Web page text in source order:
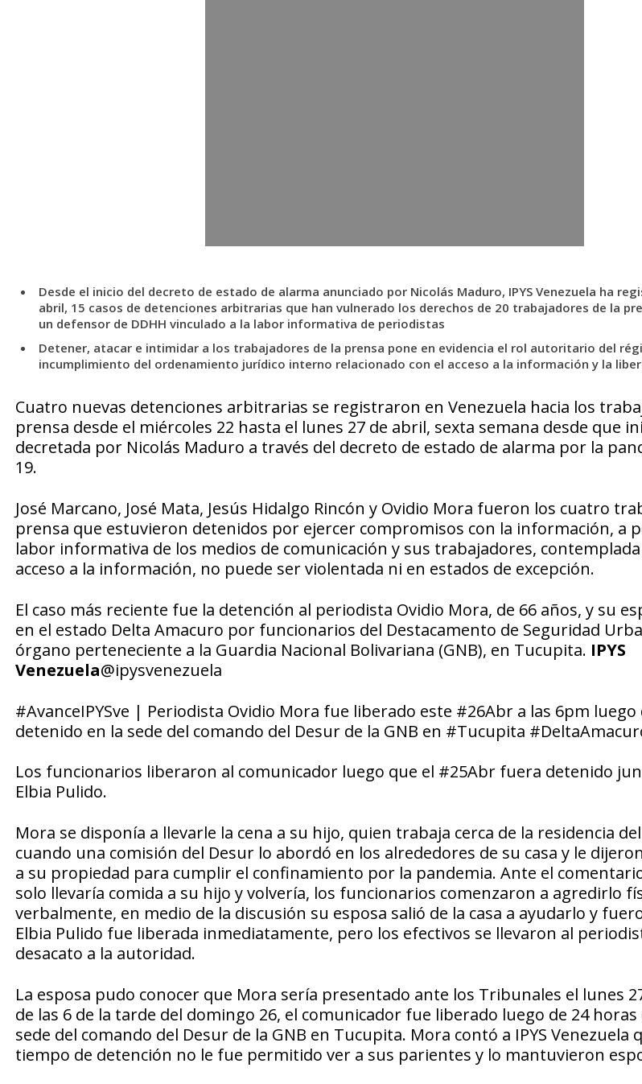
Desde el inicio del decreto de estado de alarma anunciado por Nicolás Maduro, IPYS Venezuela ha
abril, 15 casos de detenciones arbitrarias que han vulnerado los derechos de 20 trabajadores de la
un defensor de DDHH vinculado a la labor informativa de periodistas
Detener, atacar e intimidar a los trabajadores de la prensa pone en evidencia el rol autoritario del
incumplimiento del ordenamiento jurídico interno relacionado con el acceso a la información y la
Cuatro nuevas detenciones arbitrarias se registraron en Venezuela hacia los
prensa desde el miércoles 22 hasta el lunes 27 de abril, sexta semana desde que
decretada por Nicolás Maduro a través del decreto de estado de alarma por la
19.
José Marcano, José Mata, Jesús Hidalgo Rincón y Ovidio Mora fueron los cuatro
prensa que estuvieron detenidos por ejercer compromisos con la información, a
labor informativa de los medios de comunicación y sus trabajadores,
acceso a la información, no puede ser violentada ni en estados de excepción.
El caso más reciente fue la detención al periodista Ovidio Mora, de 66 años, y su
en el estado Delta Amacuro por funcionarios del Destacamento de Seguridad
órgano perteneciente a la Guardia Nacional Bolivariana (GNB), en Tucupita. IPYS
Venezuela@ipysvenezuela
#AvanceIPYSve | Periodista Ovidio Mora fue liberado este #26Abr a las 6pm luego
detenido en la sede del comando del Desur de la GNB en #Tucupita
Los funcionarios liberaron al comunicador luego que el #25Abr fuera detenido
Elbia Pulido.
Mora se disponía a llevarle la cena a su hijo, quien trabaja cerca de la residencia
cuando una comisión del Desur lo abordó en los alrededores de su casa y le
a su propiedad para cumplir el confinamiento por la pandemia. Ante el
solo llevaría comida a su hijo y volvería, los funcionarios comenzaron a agredirlo
verbalmente, en medio de la discusión su esposa salió de la casa a ayudarlo y
Elbia Pulido fue liberada inmediatamente, pero los efectivos se llevaron al
desacato a la autoridad.
La esposa pudo conocer que Mora sería presentado ante los Tribunales el lunes
de las 6 de la tarde del domingo 26, el comunicador fue liberado luego de 24
sede del comando del Desur de la GNB en Tucupita. Mora contó a IPYS Venezuela
tiempo de detención no le fue permitido ver a sus parientes y lo mantuvieron